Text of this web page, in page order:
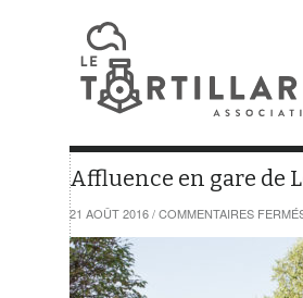
Affluence en gare de
21 AOÛT 2016 / COMMENTAIRES